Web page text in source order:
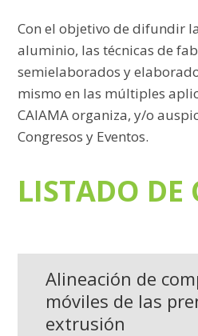
Con el objetivo de difundir
aluminio, las técnicas de
semielaborados y
mismo en las múltiples
CAIAMA organiza, y/o
Congresos y Eventos.
LISTADO DE
Alineación de
móviles de las
extrusión